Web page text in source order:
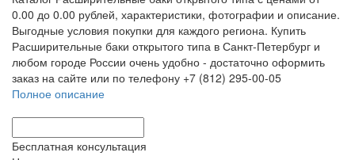
0.00 до 0.00 рублей, характеристики, фотографии и описание.
Выгодные условия покупки для каждого региона. Купить
Расширительные баки открытого типа в Санкт-Петербург и
любом городе России очень удобно - достаточно оформить
заказ на сайте или по телефону +7 (812) 295-00-05
Полное описание
Бесплатная консультация